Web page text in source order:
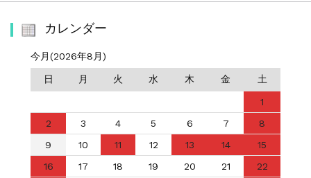
カレンダー
今月(2026年8月)
日 月 火 水 木 金 土
1
2
3 4 5 6 7
8
9
10 11 12 13 14
15
16
17 18 19 20 21
22